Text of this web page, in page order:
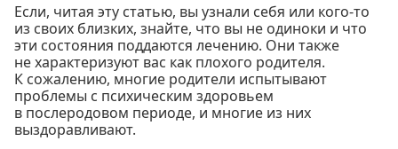
Если, читая эту статью, вы узнали себя или кого-то
из своих близких, знайте, что вы не одиноки и что
эти состояния поддаются лечению. Они также
не характеризуют вас как плохого родителя.
К сожалению, многие родители испытывают
проблемы с психическим здоровьем
в послеродовом периоде, и многие из них
выздоравливают.